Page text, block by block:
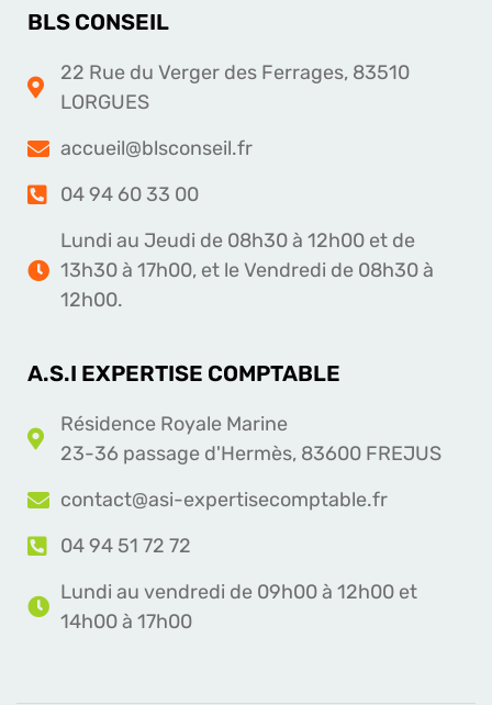
BLS CONSEIL
22 Rue du Verger des Ferrages, 83510
LORGUES
accueil@blsconseil.fr
04 94 60 33 00
Lundi au Jeudi de 08h30 à 12h00 et de
13h30 à 17h00, et le Vendredi de 08h30 à
12h00.
A.S.I EXPERTISE COMPTABLE
Résidence Royale Marine
23-36 passage d'Hermès, 83600 FREJUS
contact@asi-expertisecomptable.fr
04 94 51 72 72
Lundi au vendredi de 09h00 à 12h00 et
14h00 à 17h00